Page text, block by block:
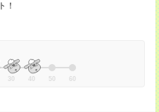
！
30 40 50 60